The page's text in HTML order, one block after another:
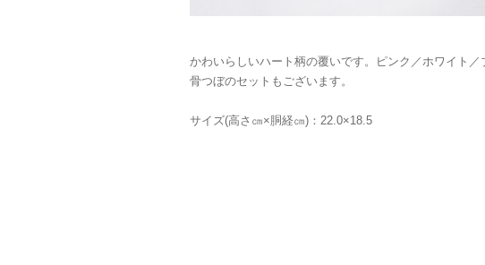
かわいらしいハート柄の覆いです。ピンク／ホワイト／
骨つぼのセットもございます。
サイズ(高さ㎝×胴経㎝)：22.0×18.5